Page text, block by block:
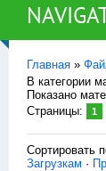
Главная »
В категории
Показано
Страницы: 1
Сортировать
Загрузкам ·